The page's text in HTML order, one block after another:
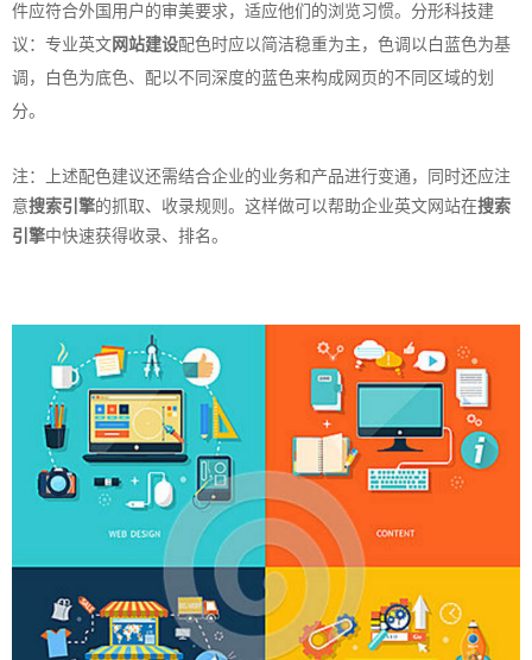
件应符合外国用户的审美要求，适应他们的浏览习惯。分形科技建
议：专业英文 网站建设配色时应以简洁稳重为主，色调以白蓝色为基
调，白色为底色、配以不同深度的蓝色来构成网页的不同区域的划
分。
注：上述配色建议还需结合企业的业务和产品进行变通，同时还应注
意搜索引擎的抓取、收录规则。这样做可以帮助企业英文网站在搜索
引擎中快速获得收录、排名。